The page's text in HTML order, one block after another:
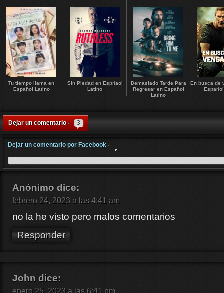
Tu tiempo llama en
Español Latino
Sin Piedad en Espñaol
Latino
Demasiado Tarde Para
Regresar en Español
Latino
En busca de
Dejar un comentario - 3
Dejar un comentario por Facebook -
Anónimo dice:
febrero 24, 2023 a las 4:41 am
no la he visto pero malos comentarios
Responder
John dice:
enero 25, 2023 a las 6:41 pm